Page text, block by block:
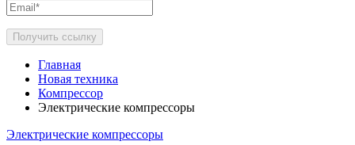
Получить ссылку
Главная
Новая техника
Компрессор
Электрические компрессоры
Электрические компрессоры